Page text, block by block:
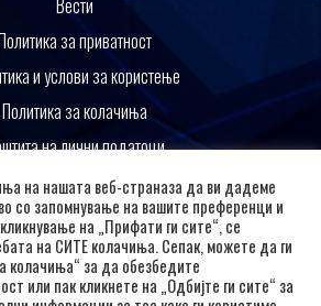
Вести
за приватност
и услови за користење
Политика за колачиња
на лични податоци
од
на нашата веб-страназа да ви дадеме
со запомнување на вашите преференци и
на „Прифати ги сите“, се
на СИТЕ колачиња. Сепак, можете да ги
колачиња“ за да обезбедите
или пак кликнете на „Одбијте ги сите“ за